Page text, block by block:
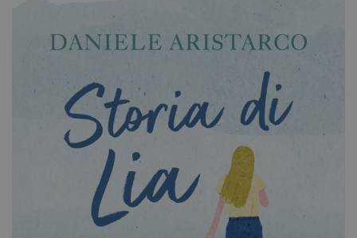
Media & Press
News & Kit
Accrediti Stampa
Cartella Stampa
Rassegna Stampa
Partecipa